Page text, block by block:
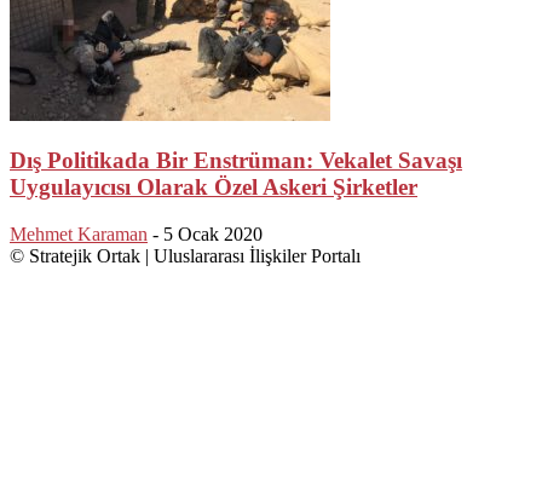
Dış Politikada Bir Enstrüman: Vekalet Savaşı
Uygulayıcısı Olarak Özel Askeri Şirketler
Mehmet Karaman - 5 Ocak 2020
© Stratejik Ortak | Uluslararası İlişkiler Portalı